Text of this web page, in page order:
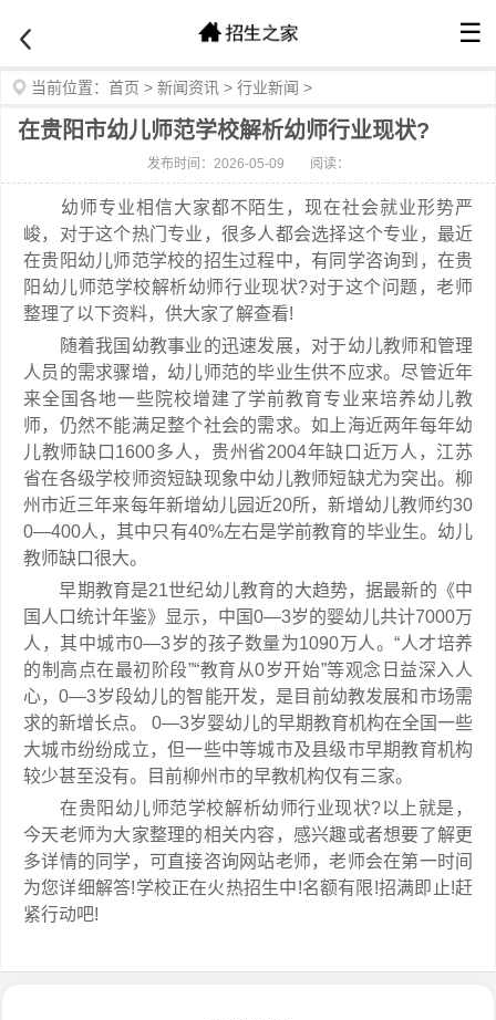
☰
当前位置： 首页 > 新闻资讯 > 行业新闻 >
在贵阳市幼儿师范学校解析幼师行业现状?
发布时间：2026-05-09 阅读：
幼师专业相信大家都不陌生，现在社会就业形势严
峻，对于这个热门专业，很多人都会选择这个专业，最近
在贵阳幼儿师范学校的招生过程中，有同学咨询到，在贵
阳幼儿师范学校解析幼师行业现状?对于这个问题，老师
整理了以下资料，供大家了解查看!
随着我国幼教事业的迅速发展，对于幼儿教师和管理
人员的需求骤增，幼儿师范的毕业生供不应求。尽管近年
来全国各地一些院校增建了学前教育专业来培养幼儿教
师，仍然不能满足整个社会的需求。如上海近两年每年幼
儿教师缺口1600多人，贵州省2004年缺口近万人，江苏
省在各级学校师资短缺现象中幼儿教师短缺尤为突出。柳
州市近三年来每年新增幼儿园近20所，新增幼儿教师约30
0—400人，其中只有40%左右是学前教育的毕业生。幼儿
教师缺口很大。
早期教育是21世纪幼儿教育的大趋势，据最新的《中
国人口统计年鉴》显示，中国0—3岁的婴幼儿共计7000万
人，其中城市0—3岁的孩子数量为1090万人。“人才培养
的制高点在最初阶段”“教育从0岁开始”等观念日益深入人
心，0—3岁段幼儿的智能开发，是目前幼教发展和市场需
求的新增长点。 0—3岁婴幼儿的早期教育机构在全国一些
大城市纷纷成立，但一些中等城市及县级市早期教育机构
较少甚至没有。目前柳州市的早教机构仅有三家。
在贵阳幼儿师范学校解析幼师行业现状?以上就是，
今天老师为大家整理的相关内容，感兴趣或者想要了解更
多详情的同学，可直接咨询网站老师，老师会在第一时间
为您详细解答!学校正在火热招生中!名额有限!招满即止!赶
紧行动吧!